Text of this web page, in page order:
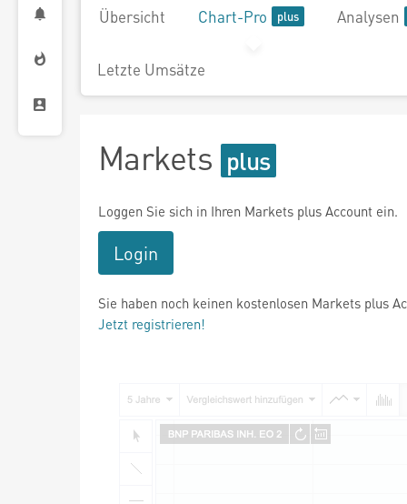
Übersicht Chart-Pro Analysen
Letzte Umsätze
Markets
Loggen Sie sich in Ihren Markets plus Account ein.
Login
Sie haben noch keinen kostenlosen Markets plus
Jetzt registrieren!